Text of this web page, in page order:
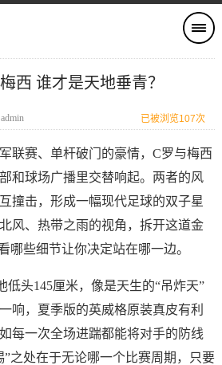
西 谁才是天地垂青？
admin 已被浏览107次
联赛、单杆破门的豪情，C罗与梅西
和球场广播里交替响起。两者的风
撞击，形成一幅现代足球的双子星
风、热带之雨的视角，拆开这道金
哪些细节让你决定站在哪一边。
低头145厘米，像是天生的“吊炸天”
响，夏季版的英威格原装真皮有利
每一次全场进踹都能将对手的防线
”之处在于无论哪一个比赛周期，只要